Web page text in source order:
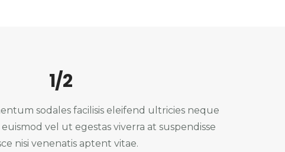
1/2
sodales facilisis eleifend ultricies neque
vel ut egestas viverra at suspendisse
nisi venenatis aptent vitae.